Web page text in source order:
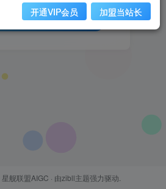
登录
星舰联盟AIGC · 由zibll主题强力驱动.
开通VIP会员 加盟当站长